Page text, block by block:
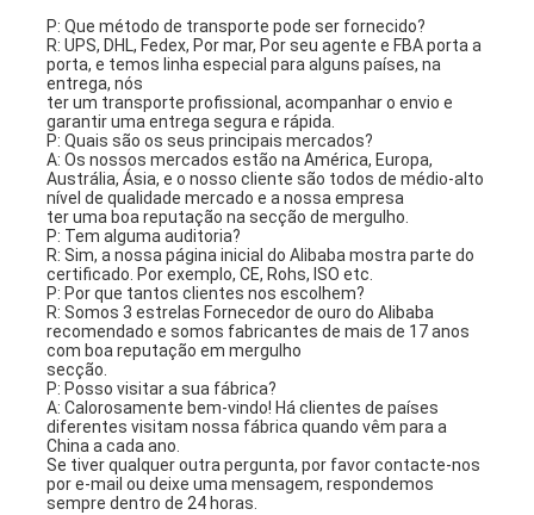
P: Que método de transporte pode ser fornecido?
R: UPS, DHL, Fedex, Por mar, Por seu agente e FBA porta a
porta, e temos linha especial para alguns países, na
entrega, nós
ter um transporte profissional, acompanhar o envio e
garantir uma entrega segura e rápida.
P: Quais são os seus principais mercados?
A: Os nossos mercados estão na América, Europa,
Austrália, Ásia, e o nosso cliente são todos de médio-alto
nível de qualidade mercado e a nossa empresa
ter uma boa reputação na secção de mergulho.
P: Tem alguma auditoria?
R: Sim, a nossa página inicial do Alibaba mostra parte do
certificado. Por exemplo, CE, Rohs, ISO etc.
P: Por que tantos clientes nos escolhem?
R: Somos 3 estrelas Fornecedor de ouro do Alibaba
recomendado e somos fabricantes de mais de 17 anos
com boa reputação em mergulho
secção.
P: Posso visitar a sua fábrica?
A: Calorosamente bem-vindo! Há clientes de países
diferentes visitam nossa fábrica quando vêm para a
China a cada ano.
Se tiver qualquer outra pergunta, por favor contacte-nos
por e-mail ou deixe uma mensagem, respondemos
sempre dentro de 24 horas.